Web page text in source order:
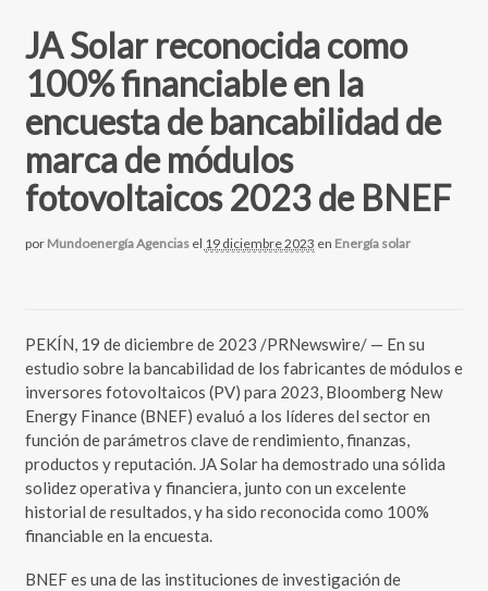
JA Solar reconocida como
100% financiable en la
encuesta de bancabilidad de
marca de módulos
fotovoltaicos 2023 de BNEF
por Mundoenergía Agencias el 19 diciembre 2023 en Energía solar
PEKÍN, 19 de diciembre de 2023 /PRNewswire/ — En su
estudio sobre la bancabilidad de los fabricantes de módulos e
inversores fotovoltaicos (PV) para 2023, Bloomberg New
Energy Finance (BNEF) evaluó a los líderes del sector en
función de parámetros clave de rendimiento, finanzas,
productos y reputación. JA Solar ha demostrado una sólida
solidez operativa y financiera, junto con un excelente
historial de resultados, y ha sido reconocida como 100%
financiable en la encuesta.
BNEF es una de las instituciones de investigación de